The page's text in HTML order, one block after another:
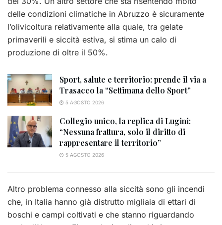
delle condizioni climatiche in Abruzzo è sicuramente
l’olivicoltura relativamente alla quale, tra gelate
primaverili e siccità estiva, si stima un calo di
produzione di oltre il 50%.
Sport, salute e territorio: prende il via a
Trasacco la “Settimana dello Sport”
5 AGOSTO 2026
Collegio unico, la replica di Lugini:
“Nessuna frattura, solo il diritto di
rappresentare il territorio”
5 AGOSTO 2026
Altro problema connesso alla siccità sono gli incendi
che, in Italia hanno già distrutto migliaia di ettari di
boschi e campi coltivati e che stanno riguardando